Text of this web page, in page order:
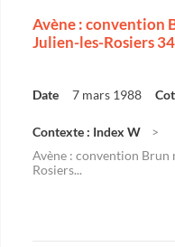
Avène : convention
Julien-les-Rosiers
Date 7 mars 1988
Contexte : Index W
Avène : convention Brun
Rosiers...